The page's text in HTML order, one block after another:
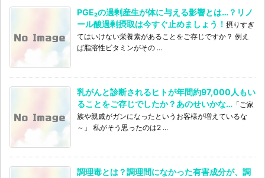
リ
PGE₂の過剰産生が体に与える影響とは…？リノ
ール酸過剰摂取は今すぐ止めましょう！ 摂りすぎ
てはいけない栄養素があることをご存じですか？ 例え
ば脂溶性ビタミンがその ...
乳がんと診断されるヒトが年間約97,000人もい
ることをご存じでしたか？あのせいかな… 「ご家
族や親戚がガンになったというお客様が増えているな
～」 私がそう思ったのは2 ...
調理毒とは？調理間になかった有害成分が、調